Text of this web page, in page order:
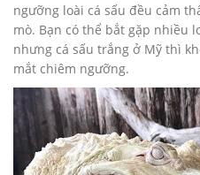
ngưỡng loài cá sấu đều cảm
mò. Bạn có thể bắt gặp nhiều
nhưng cá sấu trắng ở Mỹ thì
mắt chiêm ngưỡng.